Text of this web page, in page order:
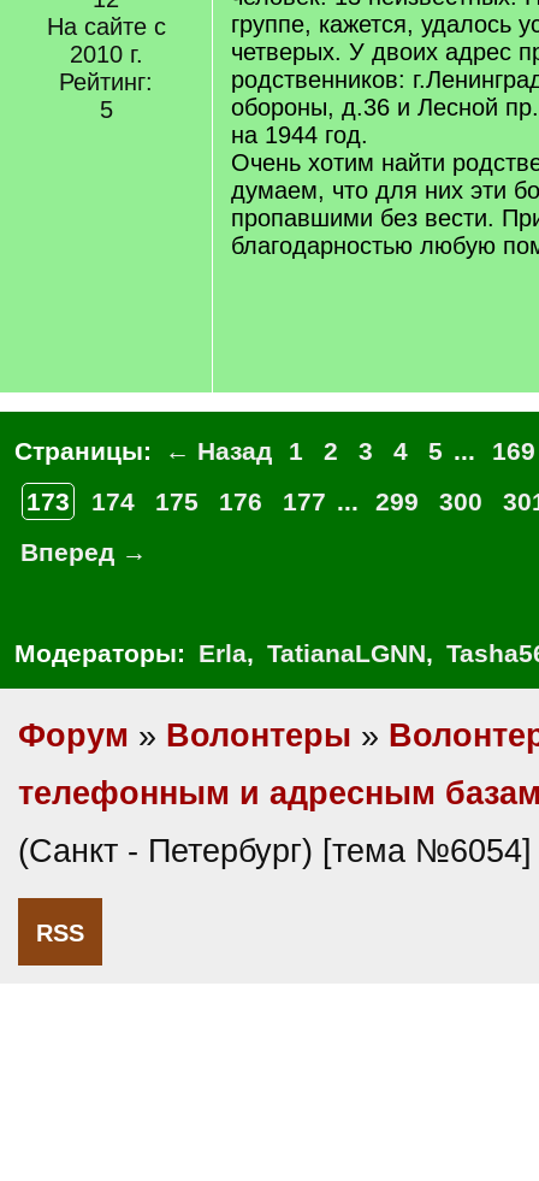
На сайте с
2010 г.
Рейтинг:
5
группе, кажется, удалось
четверых. У двоих адрес
родственников:
обороны, д.36 и Лесной
на 1944 год.
Очень хотим найти
думаем, что для них эти
пропавшими без вести.
благодарностью любую
Страницы: ← Назад 1 2 3 4 5 ...
169
173
174 175 176 177 ... 299 300
Вперед →
Модераторы: Erla, TatianaLGNN,
Форум » Волонтеры »
телефонным и адресным
(Санкт - Петербург) [тема №6054]
RSS